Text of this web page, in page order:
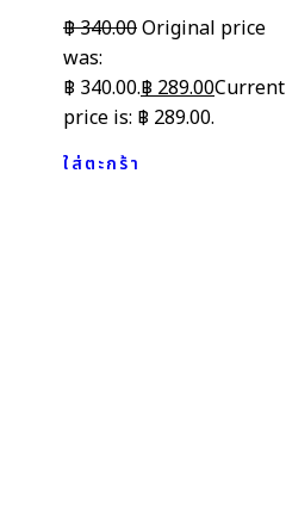
฿340.00Original price
was:
฿ 340.00.฿289.00Current
price is: ฿ 289.00.
ใส่ตะกร้า